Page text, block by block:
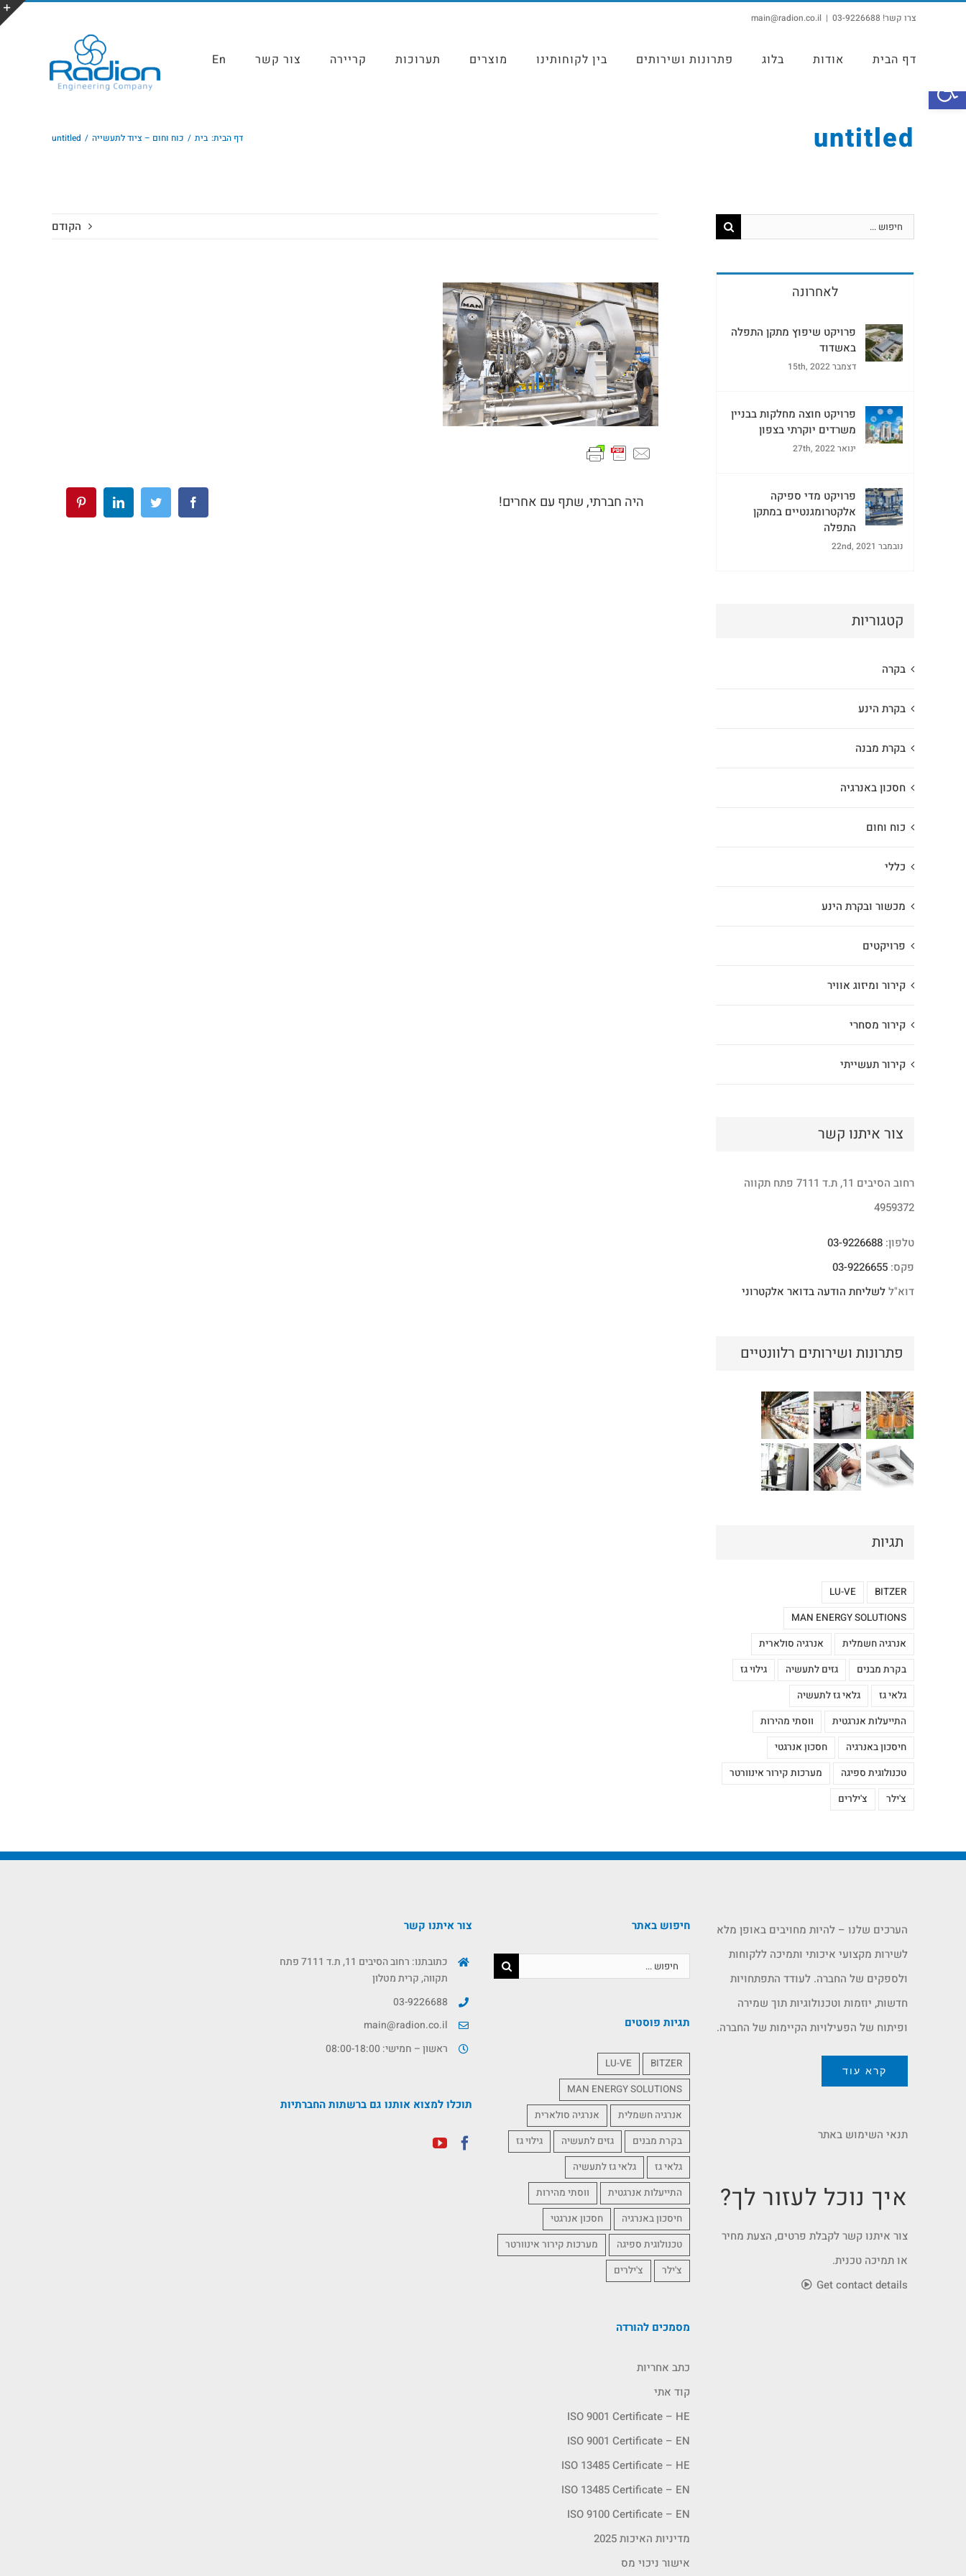
צרו קשר! 03-9226688 |
main@radion.co.il
דף הבית אודות בלוג פתרונות ושירותים בין לקוחותינו מוצרים תערוכות קריירה צור קשר En
untitled דף הבית: בית כוח וחום – ציוד לתעשייה untitled
הקודם
היה חברתי, שתף עם אחרים!
לאחרונה
פרויקט שיפוץ מתקן התפלה
באשדוד
דצמבר 15th, 2022
פרויקט חוצה מחלקות בבניין
משרדים יוקרתי בצפון
ינואר 27th, 2022
פרויקט מדי ספיקה
אלקטרומגנטיים במתקן
התפלה
נובמבר 22nd, 2021
קטגוריות
בקרה
בקרת הינע
בקרת מבנה
חסכון באנרגיה
כוח וחום
כללי
מכשור ובקרת הינע
פרויקטים
קירור ומיזוג אוויר
קירור מסחרי
קירור תעשייתי
צור איתנו קשר
רחוב הסיבים 11, ת.ד 7111 פתח תקווה
4959372
טלפון: 03-9226688
פקס: 03-9226655
דוא"ללשליחת הודעה בדואר אלקטרוני
פתרונות ושירותים רלוונטיים
תגיות
BITZER
LU-VE
MAN ENERGY SOLUTIONS
אנרגיה חשמלית
אנרגיה סולארית
בקרת מבנים
גזים לתעשיה
גילוי גז
גלאי גז
גלאי גז לתעשיה
התייעלות אנרגטית
ווסתי מהירות
חיסכון באנרגיה
חסכון אנרגטי
טכנולוגית ספיגה
מערכות קירור אינוורטר
צ'ילר
צ'ילרים
הערכים שלנו – להיות מחויבים באופן מלא
לשירות מקצועי איכותי ותמיכה ללקוחות
ולספקים של החברה. לעודד התפתחויות
חדשות, יוזמות וטכנולוגיות תוך שמירה
ופיתוח של הפעילויות הקיימות של החברה.
קרא עוד
תנאי השימוש באתר
איך נוכל לעזור לך?
צור איתנו קשר לקבלת פרטים, הצעת מחיר
או תמיכה טכנית.
Get contact details
חיפוש באתר
תגיות פוסטים
BITZER
LU-VE
MAN ENERGY SOLUTIONS
אנרגיה חשמלית
אנרגיה סולארית
בקרת מבנים
גזים לתעשיה
גילוי גז
גלאי גז
גלאי גז לתעשיה
התייעלות אנרגטית
ווסתי מהירות
חיסכון באנרגיה
חסכון אנרגטי
טכנולוגית ספיגה
מערכות קירור אינוורטר
צ'ילר
צ'ילרים
מסמכים להורדה
כתב אחריות
קוד אתי
ISO 9001 Certificate – HE
ISO 9001 Certificate – EN
ISO 13485 Certificate – HE
ISO 13485 Certificate – EN
ISO 9100 Certificate – EN
מדיניות האיכות 2025
אישור ניכוי מס
צור איתנו קשר
כתובתנו: רחוב הסיבים 11, ת.ד 7111 פתח
תקווה, קרית מטלון
03-9226688
main@radion.co.il
ראשון – חמישי: 08:00-18:00
תוכלו למצוא אותנו גם ברשתות החברתיות